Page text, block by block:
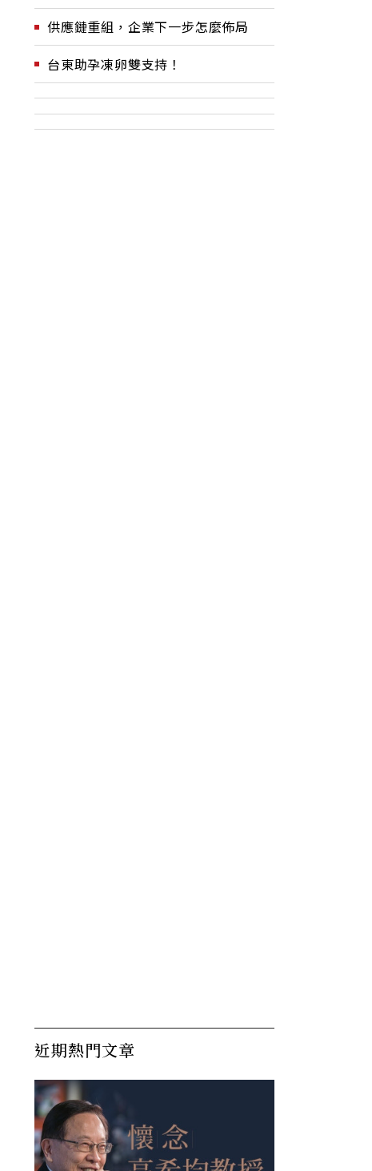
供應鏈重組，企業下一步怎麼佈局
台東助孕凍卵雙支持！
近期熱門文章